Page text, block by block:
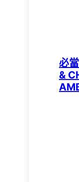
必
&